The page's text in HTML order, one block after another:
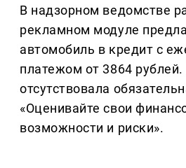
В надзорном ведомстве
рекламном модуле
автомобиль в кредит с
платежом от 3864
отсутствовала
«Оценивайте свои
возможности и риски».